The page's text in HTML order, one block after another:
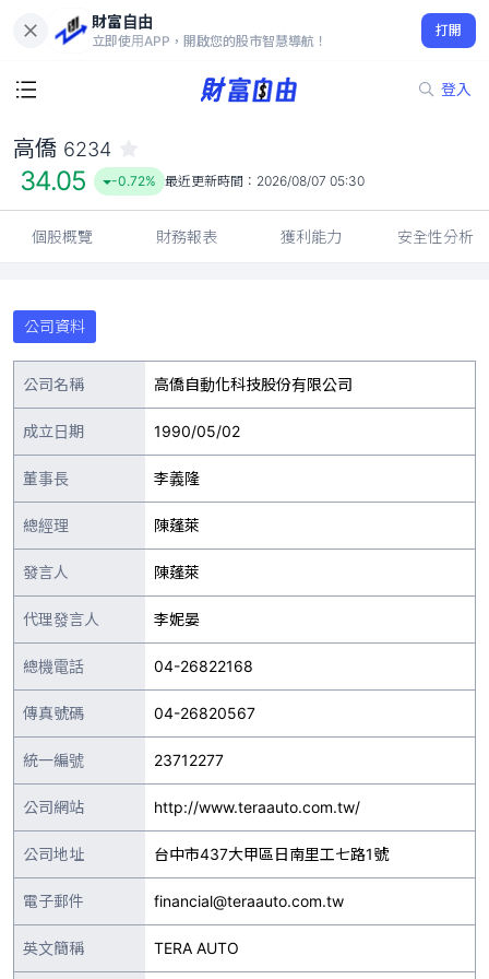
財富自由
立即使用APP，開啟您的股市智慧導航！
打開
登入
34.05
-0.72%
高僑 6234
34.05 -0.72% 最近更新時間： 2026/08/07 05:30
個股概覽 財務報表 獲利能力 安全性分析
公司資料
公司名稱 高僑自動化科技股份有限公司
成立日期 1990/05/02
董事長 李義隆
總經理 陳蓬萊
發言人 陳蓬萊
代理發言人 李妮晏
總機電話 04-26822168
傳真號碼 04-26820567
統一編號 23712277
公司網站 http://www.teraauto.com.tw/
公司地址 台中市437大甲區日南里工七路1號
電子郵件 financial@teraauto.com.tw
英文簡稱 TERA AUTO